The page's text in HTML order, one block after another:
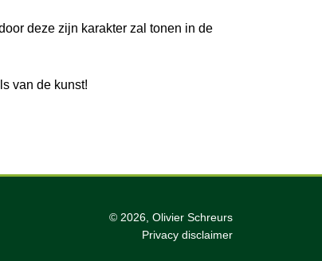
deze zijn karakter zal tonen in de
van de kunst!
© 2026, Olivier Schreurs
Privacy disclaimer